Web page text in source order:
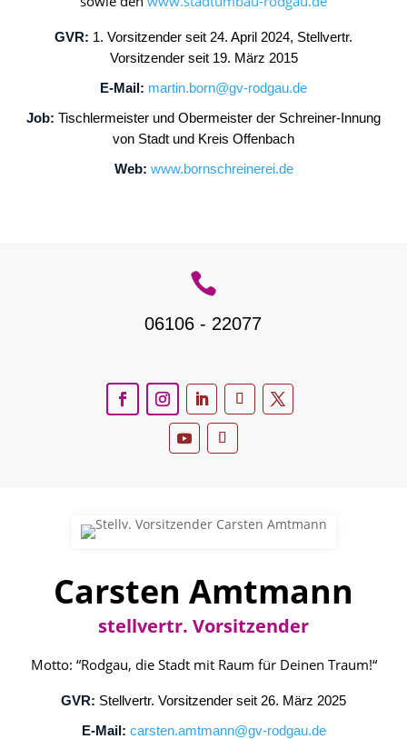
GVR: 1. Vorsitzender seit 24. April 2024, Stellvertr.
Vorsitzender seit 19. März 2015
E-Mail: martin.born@gv-rodgau.de
Job: Tischlermeister und Obermeister der Schreiner-Innung
von Stadt und Kreis Offenbach
Web: www.bornschreinerei.de

06106 - 22077
Carsten Amtmann
stellvertr. Vorsitzender
Motto: “Rodgau, die Stadt mit Raum für Deinen Traum!“
GVR: Stellvertr. Vorsitzender seit 26. März 2025
E-Mail: carsten.amtmann@gv-rodgau.de